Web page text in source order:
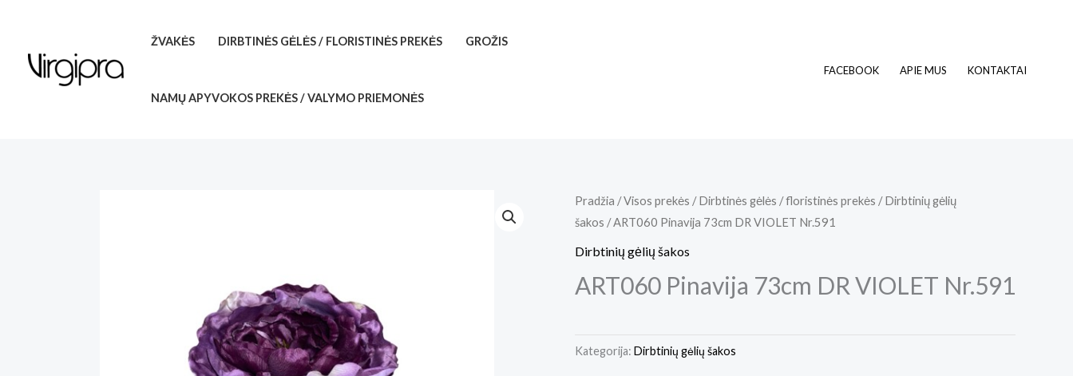
turinio
ŽVAKĖS DIRBTINĖS GĖLĖS / FLORISTINĖS PREKĖS GROŽIS
NAMŲ APYVOKOS PREKĖS / VALYMO PRIEMONĖS
FACEBOOK APIE MUS KONTAKTAI
Pradžia /Visos prekės /Dirbtinės gėlės / floristinės prekės /Dirbtinių gėlių
šakos / ART060 Pinavija 73cm DR VIOLET Nr.591
Dirbtinių gėlių šakos
ART060 Pinavija 73cm DR VIOLET Nr.591
Kategorija: Dirbtinių gėlių šakos